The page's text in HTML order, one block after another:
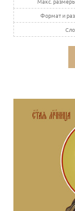
Формат и